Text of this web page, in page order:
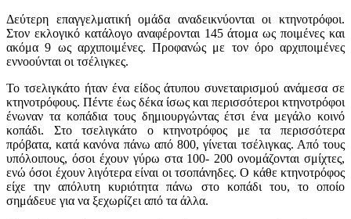
Δεύτερη επαγγελματική ομάδα αναδεικνύονται οι κτηνοτρόφοι.
Στον εκλογικό κατάλογο αναφέρονται 145 άτομα ως ποιμένες και
ακόμα 9 ως αρχιποιμένες. Προφανώς με τον όρο αρχιποιμένες
εννοούνται οι τσέλιγκες.
Το τσελιγκάτο ήταν ένα είδος άτυπου συνεταιρισμού ανάμεσα σε
κτηνοτρόφους. Πέντε έως δέκα ίσως και περισσότεροι κτηνοτρόφοι
ένωναν τα κοπάδια τους δημιουργώντας έτσι ένα μεγάλο κοινό
κοπάδι. Στο τσελιγκάτο ο κτηνοτρόφος με τα περισσότερα
πρόβατα, κατά κανόνα πάνω από 800, γίνεται τσέλιγκας. Από τους
υπόλοιπους, όσοι έχουν γύρω στα 100- 200 ονομάζονται σμίχτες,
ενώ όσοι έχουν λιγότερα είναι οι τσοπάνηδες. Ο κάθε κτηνοτρόφος
είχε την απόλυτη κυριότητα πάνω στο κοπάδι του, το οποίο
σημάδευε για να ξεχωρίζει από τα άλλα.